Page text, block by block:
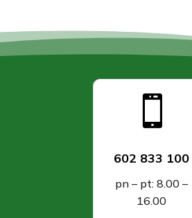

602 833 100
pn – pt: 8.00 –
16.00